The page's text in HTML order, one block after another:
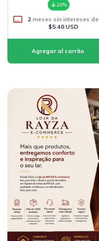
20%
2 meses sin intereses de
$5.48 USD